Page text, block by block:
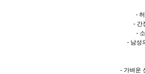
-
- 간
-
- 남성
- 가벼운